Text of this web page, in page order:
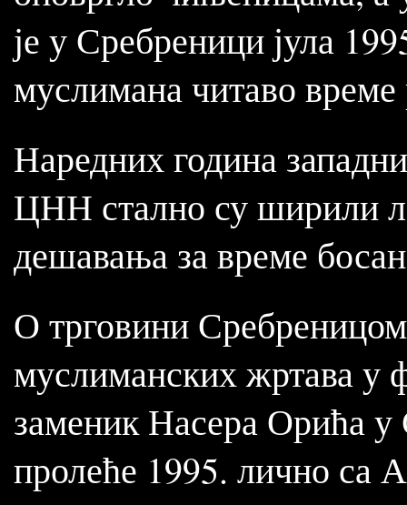
је у Сребреници јула
муслимана читаво време
Наредних година
ЦНН стално су ширили
дешавања за време
О трговини
муслиманских жртава у
заменик Насера Орића у
пролеће 1995. лично са